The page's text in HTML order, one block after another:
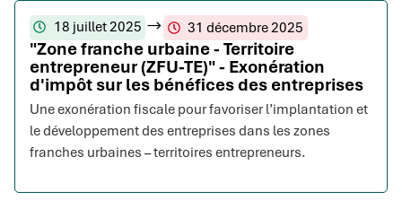
18 juillet 2025 31 décembre 2025
"Zone franche urbaine - Territoire
entrepreneur (ZFU-TE)" - Exonération
d'impôt sur les bénéfices des entreprises
Une exonération fiscale pour favoriser l’implantation et
le développement des entreprises dans les zones
franches urbaines – territoires entrepreneurs.